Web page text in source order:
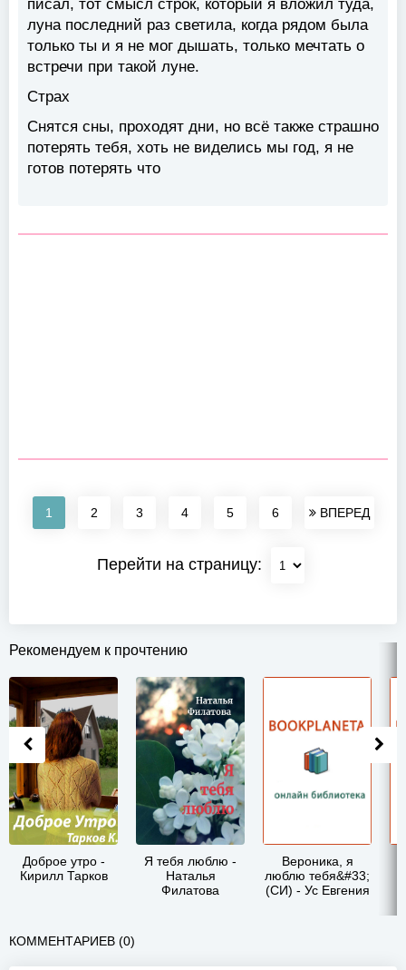
писал, тот смысл строк, который я вложил туда,
луна последний раз светила, когда рядом была
только ты и я не мог дышать, только мечтать о
встречи при такой луне.
Страх
Снятся сны, проходят дни, но всё также страшно
потерять тебя, хоть не виделись мы год, я не
готов потерять что
1 2 3 4 5 6 ВПЕРЕД
Перейти на страницу:
Рекомендуем к прочтению
Доброе утро -
Кирилл Тарков
Я тебя люблю -
Наталья
Филатова
Вероника, я
люблю тебя&#33;
(СИ) - Ус Евгения
КОММЕНТАРИЕВ (0)